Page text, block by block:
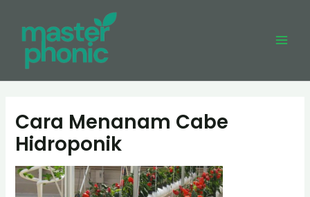
content
Cara Menanam Cabe
Hidroponik